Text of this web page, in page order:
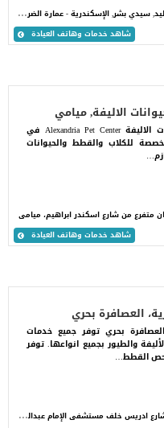
شاهد خدمات وهاتف العيادة
52 شارع خالد بن الوليد, سيدي بشر, الإسكندرية - عمارة الضرائب
شاهد خدمات وهاتف العيادة
الاليفة, ميامي
مركز الإسكندرية للحيوانات الاليفة Alexandria Pet Center في
للكلاب والقطط والحيوانات
العصافرة بحري
بحري توفر جميع خدمات
والطيور بجميع انواعها. توفر
فحص القطط…
العصافرة بحري، 22 شارع ادريس خلف مستشفى الإمام عبدالحليم محمود. الإسكندرية